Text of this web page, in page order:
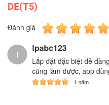
DE(T5)
Đánh giá
l
lpabc123
Lắp đặt đặc biệt dễ
cũng làm được, app
1 năm